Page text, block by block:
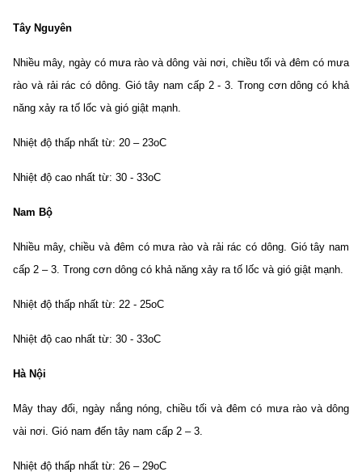
Tây Nguyên
Nhiều mây, ngày có mưa rào và dông vài nơi, chiều tối và đêm có mưa
rào và rải rác có dông. Gió tây nam cấp 2 - 3. Trong cơn dông có khả
năng xảy ra tố lốc và gió giật mạnh.
Nhiệt độ thấp nhất từ: 20 – 23oC
Nhiệt độ cao nhất từ: 30 - 33oC
Nam Bộ
Nhiều mây, chiều và đêm có mưa rào và rải rác có dông. Gió tây nam
cấp 2 – 3. Trong cơn dông có khả năng xảy ra tố lốc và gió giật mạnh.
Nhiệt độ thấp nhất từ: 22 - 25oC
Nhiệt độ cao nhất từ: 30 - 33oC
Hà Nội
Mây thay đổi, ngày nắng nóng, chiều tối và đêm có mưa rào và dông
vài nơi. Gió nam đến tây nam cấp 2 – 3.
Nhiệt độ thấp nhất từ: 26 – 29oC